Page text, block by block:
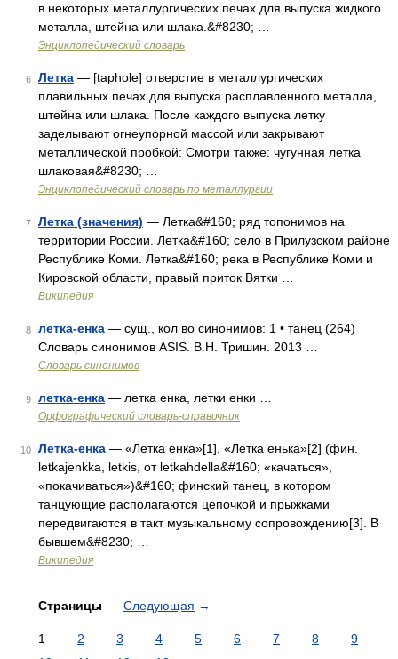
в некоторых металлургических печах для выпуска жидкого
металла, штейна или шлака.&#8230; …
Энциклопедический словарь
6 Летка — [taphole] отверстие в металлургических
плавильных печах для выпуска расплавленного металла,
штейна или шлака. После каждого выпуска летку
заделывают огнеупорной массой или закрывают
металлической пробкой: Смотри также: чугунная летка
шлаковая&#8230; …
Энциклопедический словарь по металлургии
7 Летка (значения) — Летка&#160; ряд топонимов на
территории России. Летка&#160; село в Прилузском районе
Республике Коми. Летка&#160; река в Республике Коми и
Кировской области, правый приток Вятки …
Википедия
8 летка-енка — сущ., кол во синонимов: 1 • танец (264)
Словарь синонимов ASIS. В.Н. Тришин. 2013 …
Словарь синонимов
9 летка-енка — летка енка, летки енки …
Орфографический словарь-справочник
10 Летка-енка — «Летка енка»[1], «Летка енька»[2] (фин.
letkajenkka, letkis, от letkahdella&#160; «качаться»,
«покачиваться»)&#160; финский танец, в котором
танцующие располагаются цепочкой и прыжками
передвигаются в такт музыкальному сопровождению[3]. В
бывшем&#8230; …
Википедия
Страницы Следующая →
1 2 3 4 5 6 7 8
9